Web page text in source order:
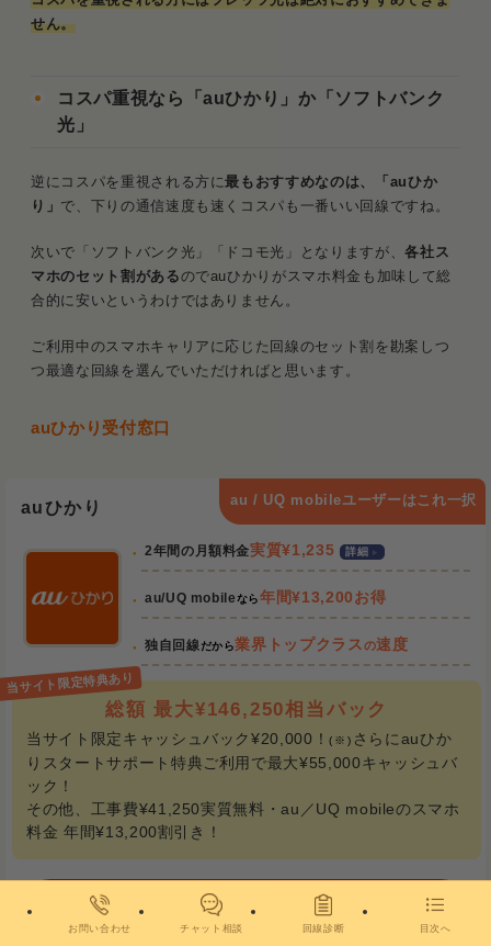
せん。
コスパ重視なら「auひかり」か「ソフトバンク
光」
逆にコスパを重視される方に最もおすすめなのは、「auひか
り」 で、下りの通信速度も速くコスパも一番いい回線ですね。
次いで「ソフトバンク光」「ドコモ光」となりますが、各社ス
マホのセット割があるのでauひかりがスマホ料金も加味して総
合的に安いというわけではありません。
ご利用中のスマホキャリアに応じた回線のセット割を勘案しつ
つ最適な回線を選んでいただければと思います。
auひかり受付窓口
auひかり au / UQ mobileユーザーはこれ一択
2年間の月額料金実質¥1,235 詳細
au/UQ mobileなら年間¥13,200お得
独自回線だから業界トップクラス の速度
総額 最大¥146,250相当バック
当サイト限定キャッシュバック¥20,000！(※) さらにauひか
りスタートサポート特典ご利用で最大¥55,000キャッシュバ
ック！
その他、工事費¥41,250実質無料・au／UQ mobileのスマホ
料金 年間¥13,200割引き！
最大¥146,250おトク！
auひかりの詳細はこちら
お問い合わせ チャット相談 回線診断 目次へ